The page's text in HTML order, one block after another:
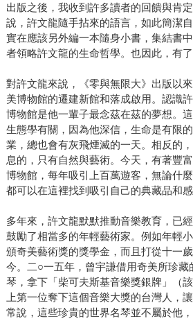
出版之後，我收到許多讀者的回饋與肯
說，許文龍隨手拈來的語言，如此簡潔
實在應該另外編一本隨身小書，集結書
者領略許文龍的生命哲學。也因此，有
對許文龍來說，《零與無限大》出版以
美博物館的遷建新館和落成啟用。認識
博物館是他一輩子最念茲在茲的夢想。
生態學有關，因為他深信，生命是有限
業，總也會有灰飛煙滅的一天。相反的
息的，只有自然與藝術。今天，有著豐
博物館，每年吸引上百萬遊客，無論什
都可以在這裡找到吸引自己的典藏品和感
多年來，許文龍默默推動音樂教育，已
鼓勵了相當多的年輕藝術家。例如年輕
頒奇美藝術獎的獎學金，而且打從十一
今。二○一五年，曾宇謙借用奇美所珍藏
琴，拿下「柴可夫斯基音樂獎銀牌」（
上第一位奪下這個音樂大獎的台灣人，
常說，這些珍貴的世界名琴並不屬於他